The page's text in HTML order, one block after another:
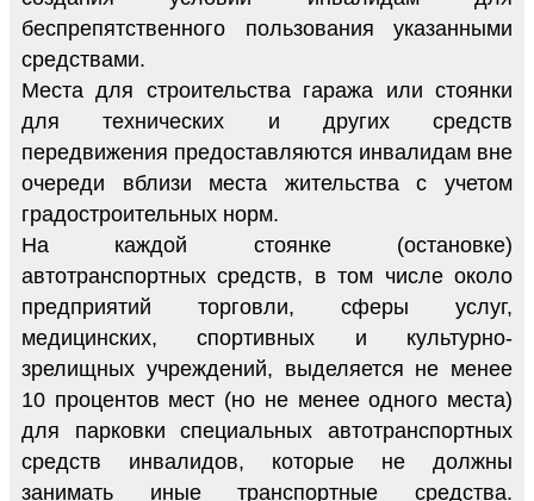
беспрепятственного пользования указанными
средствами.
Места для строительства гаража или стоянки
для технических и других средств
передвижения предоставляются инвалидам вне
очереди вблизи места жительства с учетом
градостроительных норм.
На каждой стоянке (остановке)
автотранспортных средств, в том числе около
предприятий торговли, сферы услуг,
медицинских, спортивных и культурно-
зрелищных учреждений, выделяется не менее
10 процентов мест (но не менее одного места)
для парковки специальных автотранспортных
средств инвалидов, которые не должны
занимать иные транспортные средства.